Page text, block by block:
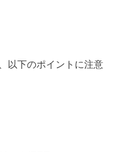
以下のポイントに注意